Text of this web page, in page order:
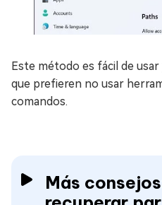
Este método es fácil de
que prefieren no usar
comandos.
Más